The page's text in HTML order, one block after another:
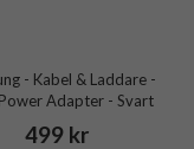
- Kabel & Laddare -
Adapter - Svart
499 kr